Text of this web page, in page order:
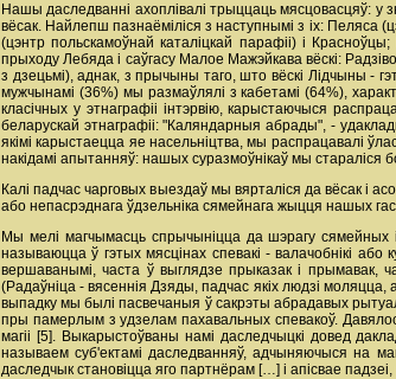
Нашы даследванні ахоплівалі трыццаць мясцовасцяў: у
вёсак. Найлепш пазнаёміліся з наступнымі з іх: Пеляса
(цэнтр польскамоўнай каталіцкай парафіі) і
прыходу Лебяда і саўгасу Малое Мажэйкава вёскі:
з дзецьмі), аднак, з прычыны таго, што вёскі Лідчыны -
мужчынамі (36%) мы размаўлялі з кабетамі (64%),
класічных у этнаграфіі інтэрвію, карыстаючыся
беларускай этнаграфіі: "Каляндарныя абрады", -
якімі карыстаецца яе насельніцтва, мы распрацавалі
накідамі апытанняў: нашых суразмоўнікаў мы
Калі падчас чарговых выездаў мы вярталіся да вёсак і
або непасрэднага ўдзельніка сямейнага жыцця нашых
Мы мелі магчымасць спрычыніцца да шэрагу сямейных
называюцца ў гэтых мясцінах спевакі - валачобнікі або
вершаванымі, часта ў выглядзе прыказак і прымавак,
(Радаўніца - вясеннія Дзяды, падчас якіх людзі моляцца,
выпадку мы былі пасвечаныя ў сакрэты абрадавых
пры памерлым з удзелам пахавальных спевакоў.
магіі [5]. Выкарыстоўваны намі даследчыцкі довед
называем суб'ектамі даследванняў, адчыняючыся на
даследчык становіцца яго партнёрам […] і апісвае